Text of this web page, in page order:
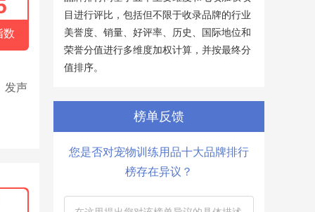
数
发声
目进行评比，包括但不限于收录品牌的行业
美誉度、销量、好评率、历史、国际地位和
荣誉分值进行多维度加权计算，并按最终分
值排序。
榜单反馈
您是否对宠物训练用品十大品牌排行
榜存在异议？